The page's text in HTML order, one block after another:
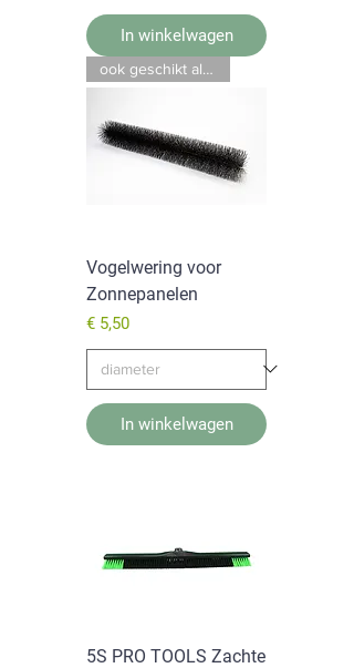
In winkelwagen
ook geschikt als bladvanger
Vogelwering voor
Zonnepanelen
Prijs
€ 5,50
In winkelwagen
5S PRO TOOLS Zachte